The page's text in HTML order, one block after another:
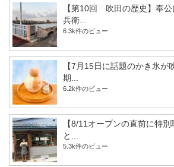
【第10回 吹田の歴史】奉
兵衛...
6.3k件のビュー
【7月15日に話題のかき氷が
期...
6.2k件のビュー
【8/11オープンの直前に特
と...
5.3k件のビュー